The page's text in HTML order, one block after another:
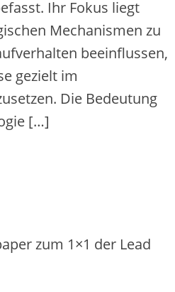
Ihr Fokus liegt
Mechanismen zu
beeinflussen,
gezielt im
Die Bedeutung
[…]
zum 1×1 der Lead